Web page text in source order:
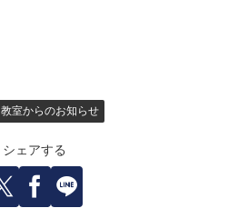
教室からのお知らせ
シェアする